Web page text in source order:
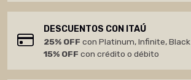
DESCUENTOS CON ITAÚ
25% OFF con Platinum, Infinite, Black
15% OFF con crédito o débito